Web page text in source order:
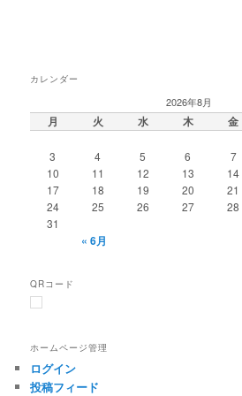
カレンダー
2026年8月
月 火 水 木 金
3
4 5 6 7
10
11 12 13 14
17
18 19 20 21
24
25 26 27 28
31
« 6月
QRコード
ホームページ管理
ログイン
投稿フィード